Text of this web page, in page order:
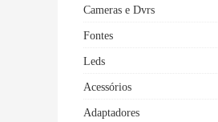
Cameras e Dvrs
Fontes
Leds
Acessórios
Adaptadores